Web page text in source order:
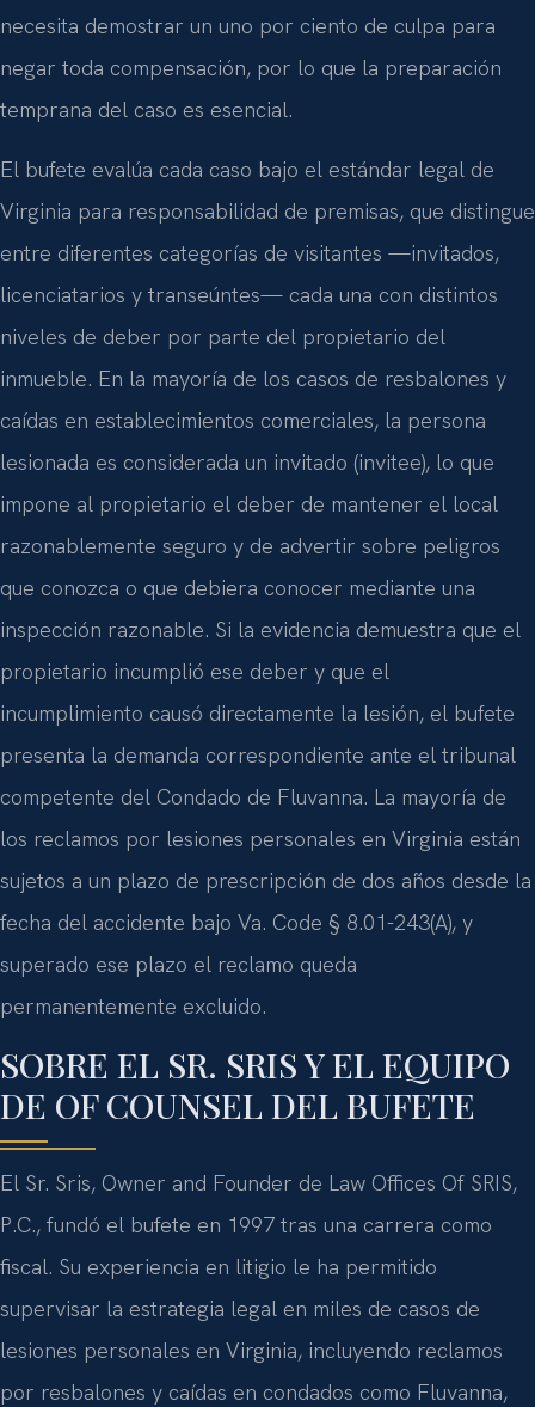
necesita demostrar un uno por ciento de culpa para
negar toda compensación, por lo que la preparación
temprana del caso es esencial.
El bufete evalúa cada caso bajo el estándar legal de
Virginia para responsabilidad de premisas, que distingue
entre diferentes categorías de visitantes —invitados,
licenciatarios y transeúntes— cada una con distintos
niveles de deber por parte del propietario del
inmueble. En la mayoría de los casos de resbalones y
caídas en establecimientos comerciales, la persona
lesionada es considerada un invitado (invitee), lo que
impone al propietario el deber de mantener el local
razonablemente seguro y de advertir sobre peligros
que conozca o que debiera conocer mediante una
inspección razonable. Si la evidencia demuestra que el
propietario incumplió ese deber y que el
incumplimiento causó directamente la lesión, el bufete
presenta la demanda correspondiente ante el tribunal
competente del Condado de Fluvanna. La mayoría de
los reclamos por lesiones personales en Virginia están
sujetos a un plazo de prescripción de dos años desde la
fecha del accidente bajo Va. Code § 8.01-243(A), y
superado ese plazo el reclamo queda
permanentemente excluido.
SOBRE EL SR. SRIS Y EL EQUIPO
DE OF COUNSEL DEL BUFETE
El Sr. Sris, Owner and Founder de Law Offices Of SRIS,
P.C., fundó el bufete en 1997 tras una carrera como
fiscal. Su experiencia en litigio le ha permitido
supervisar la estrategia legal en miles de casos de
lesiones personales en Virginia, incluyendo reclamos
por resbalones y caídas en condados como Fluvanna,